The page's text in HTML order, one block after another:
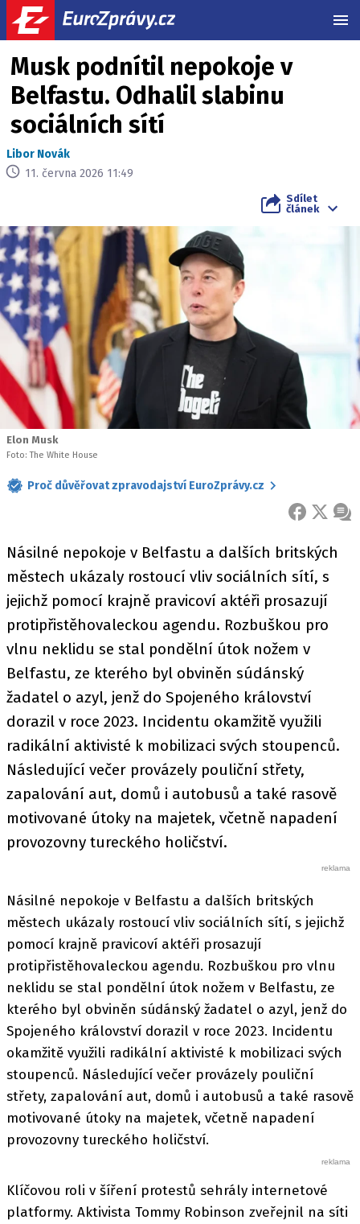
Musk podnítil nepokoje v
Belfastu. Odhalil slabinu
sociálních sítí
Libor Novák
11. června 2026 11:49
Sdílet
článek
Elon Musk
Foto: The White House
Proč důvěřovat zpravodajství EuroZprávy.cz
FACEBOOK
X
Násilné nepokoje v Belfastu a dalších britských
městech ukázaly rostoucí vliv sociálních sítí, s
jejichž pomocí krajně pravicoví aktéři prosazují
protipřistěhovaleckou agendu. Rozbuškou pro
vlnu neklidu se stal pondělní útok nožem v
Belfastu, ze kterého byl obviněn súdánský
žadatel o azyl, jenž do Spojeného království
dorazil v roce 2023. Incidentu okamžitě využili
radikální aktivisté k mobilizaci svých stoupenců.
Následující večer provázely pouliční střety,
zapalování aut, domů i autobusů a také rasově
motivované útoky na majetek, včetně napadení
provozovny tureckého holičství.
Násilné nepokoje v Belfastu a dalších britských
městech ukázaly rostoucí vliv sociálních sítí, s jejichž
pomocí krajně pravicoví aktéři prosazují
protipřistěhovaleckou agendu. Rozbuškou pro vlnu
neklidu se stal pondělní útok nožem v Belfastu, ze
kterého byl obviněn súdánský žadatel o azyl, jenž do
Spojeného království dorazil v roce 2023. Incidentu
okamžitě využili radikální aktivisté k mobilizaci svých
stoupenců. Následující večer provázely pouliční
střety, zapalování aut, domů i autobusů a také rasově
motivované útoky na majetek, včetně napadení
provozovny tureckého holičství.
Klíčovou roli v šíření protestů sehrály internetové
platformy. Aktivista Tommy Robinson zveřejnil na síti